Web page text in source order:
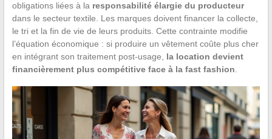
obligations liées à la responsabilité élargie du producteur
dans le secteur textile. Les marques doivent financer la collecte,
le tri et la fin de vie de leurs produits. Cette contrainte modifie
l’équation économique : si produire un vêtement coûte plus cher
en intégrant son traitement post-usage, la location devient
financièrement plus compétitive face à la fast fashion